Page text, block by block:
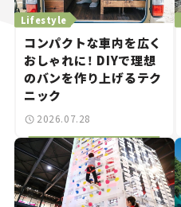
Lifestyle
コンパクトな車内を広く
おしゃれに！ DIYで理想
のバンを作り上げるテク
ニック
2026.07.28